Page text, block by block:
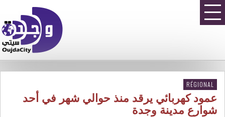
RÉGIONAL
عمود كهربائي يرقد منذ حوالي شهر في أحد
شوارع مدينة وجدة